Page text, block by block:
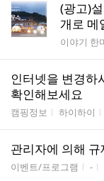
(광고)
개로 메
게시판명
이야기 한
인터넷을 변경하
확인해보세요
게시판명
캠핑정보 작성자
하이하이
관리자에 의해
게시판명
이벤트/프로그램 작
-